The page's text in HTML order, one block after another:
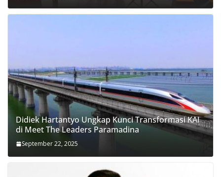
Didiek Hartantyo Ungkap Kunci Transformasi KAI
di Meet The Leaders Paramadina
September 22, 2025